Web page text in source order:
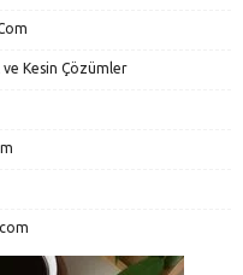
ve Kesin Çözümler